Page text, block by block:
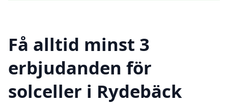
Få alltid minst 3
erbjudanden för
solceller i Rydebäck